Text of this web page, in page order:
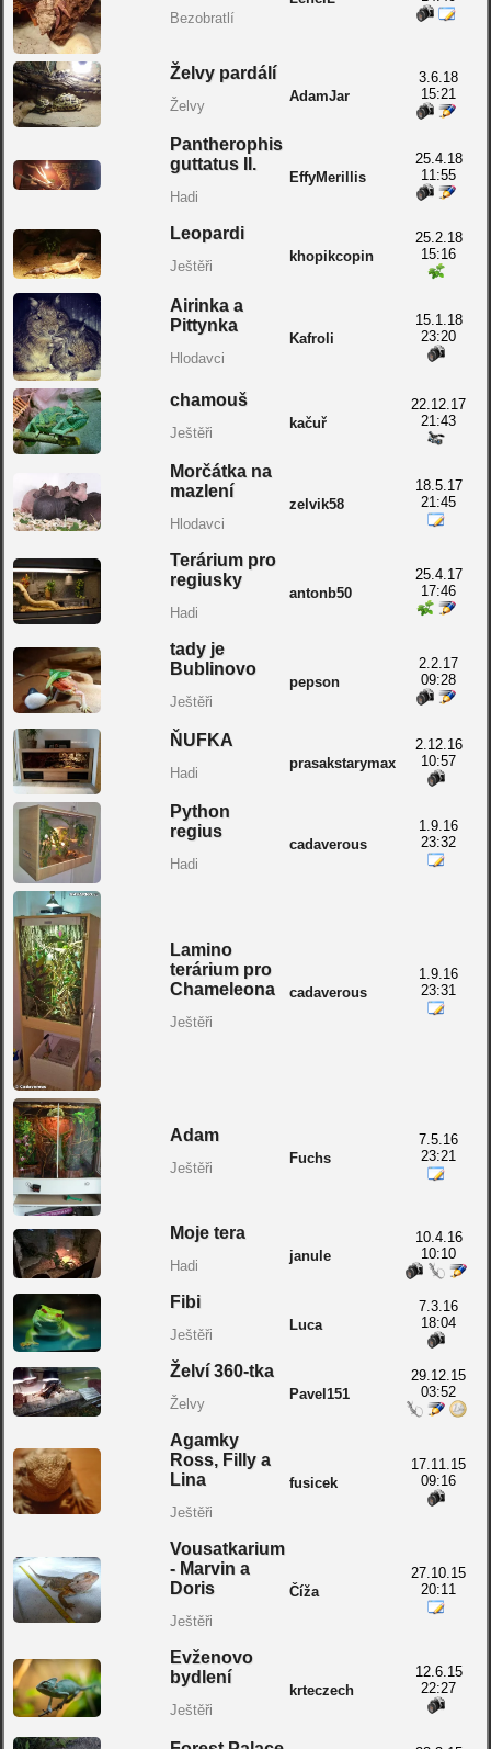
Bezobratlí
Želvy pardálí
Želvy
AdamJar
3.6.18
15:21
Pantherophis
guttatus II.
Hadi
EffyMerillis
25.4.18
11:55
Leopardi
Ještěři
khopikcopin
25.2.18
15:16
Airinka a
Pittynka
Hlodavci
Kafroli
15.1.18
23:20
chamouš
Ještěři
kačuř
22.12.17
21:43
Morčátka na
mazlení
Hlodavci
zelvik58
18.5.17
21:45
Terárium pro
regiusky
Hadi
antonb50
25.4.17
17:46
tady je
Bublinovo
Ještěři
pepson
2.2.17
09:28
ŇUFKA
Hadi
prasakstarymax
2.12.16
10:57
Python
regius
Hadi
cadaverous
1.9.16
23:32
Lamino
terárium pro
Chameleona
Ještěři
cadaverous
1.9.16
23:31
Adam
Ještěři
Fuchs
7.5.16
23:21
Moje tera
Hadi
janule
10.4.16
10:10
Fibi
Ještěři
Luca
7.3.16
18:04
Želví 360-tka
Želvy
Pavel151
29.12.15
03:52
Agamky
Ross, Filly a
Lina
Ještěři
fusicek
17.11.15
09:16
Vousatkarium
- Marvin a
Doris
Ještěři
Číža
27.10.15
20:11
Evženovo
bydlení
Ještěři
krteczech
12.6.15
22:27